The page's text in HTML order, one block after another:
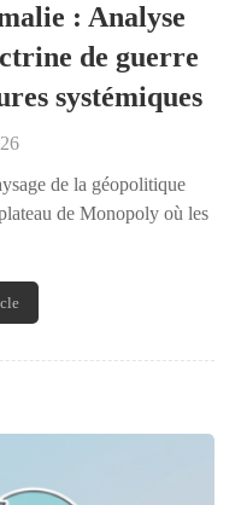
: Analyse
de guerre
systémiques
de la géopolitique
de Monopoly où les